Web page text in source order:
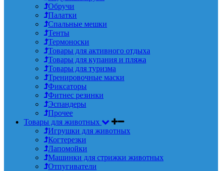
Обручи
Палатки
Спальные мешки
Тенты
Термоноски
Товары для активного отдыха
Товары для купания и пляжа
Товары для туризма
Тренировочные маски
Фиксаторы
Фитнес резинки
Эспандеры
Прочее
Товары для животных
Игрушки для животных
Когтерезки
Лапомойки
Машинки для стрижки животных
Отпугиватели